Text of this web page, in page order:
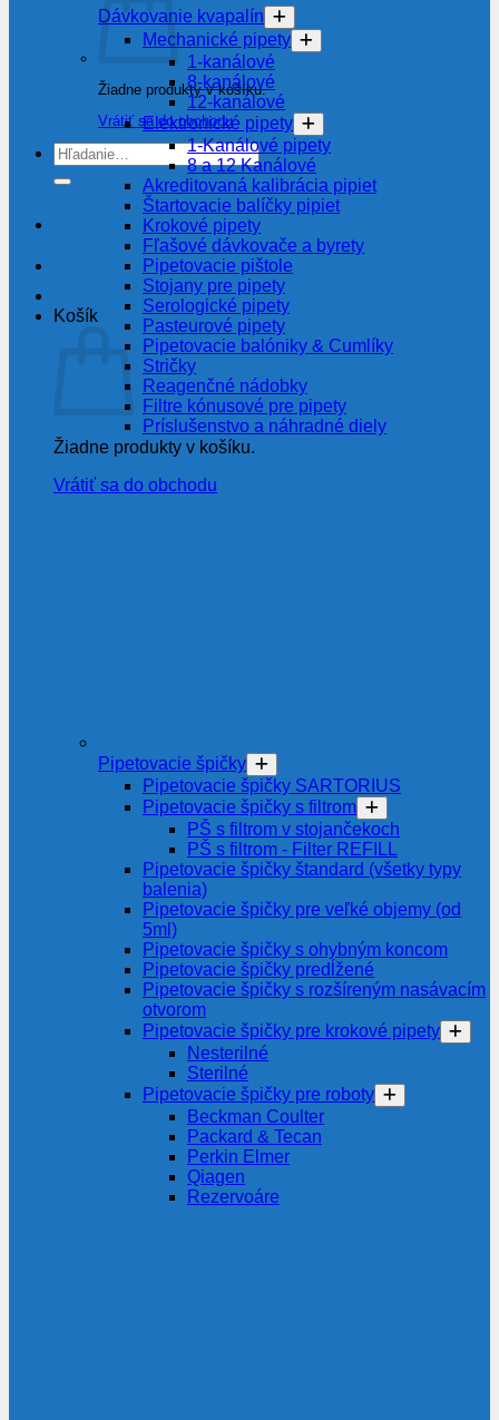
Žiadne produkty v košíku.
Vrátiť sa do obchodu
Hľadať:
Košík
Žiadne produkty v košíku.
Vrátiť sa do obchodu
Dávkovanie kvapalín
Mechanické pipety
1-kanálové
8-kanálové
12-kanálové
Elektronické pipety
1-Kanálové pipety
8 a 12 Kanálové
Akreditovaná kalibrácia pipiet
Štartovacie balíčky pipiet
Krokové pipety
Fľašové dávkovače a byrety
Pipetovacie pištole
Stojany pre pipety
Serologické pipety
Pasteurové pipety
Pipetovacie balóniky & Cumlíky
Stričky
Reagenčné nádobky
Filtre kónusové pre pipety
Príslušenstvo a náhradné diely
Pipetovacie špičky
Pipetovacie špičky SARTORIUS
Pipetovacie špičky s filtrom
PŠ s filtrom v stojančekoch
PŠ s filtrom - Filter REFILL
Pipetovacie špičky štandard (všetky typy
balenia)
Pipetovacie špičky pre veľké objemy (od
5ml)
Pipetovacie špičky s ohybným koncom
Pipetovacie špičky predĺžené
Pipetovacie špičky s rozšíreným nasávacím
otvorom
Pipetovacie špičky pre krokové pipety
Nesterilné
Sterilné
Pipetovacie špičky pre roboty
Beckman Coulter
Packard & Tecan
Perkin Elmer
Qiagen
Rezervoáre